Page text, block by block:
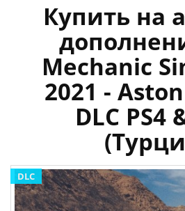
Купить на
Mechanic
2021 -
DLC PS4
DLC